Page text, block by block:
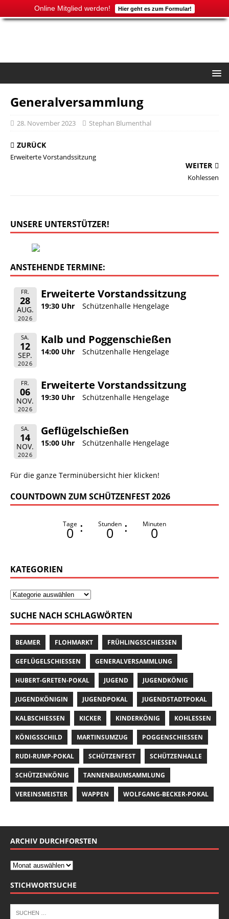
Online Mitglied werden! Hier geht es zum Formular!
Generalversammlung
28. November 2023 Stephan Blumenthal
ZURÜCK
Erweiterte Vorstandssitzung
WEITER
Kohlessen
UNSERE UNTERSTÜTZER!
ANSTEHENDE TERMINE:
FR.
28
AUG.
2026
Erweiterte Vorstandssitzung
19:30 Uhr Schützenhalle Hengelage
SA.
12
SEP.
2026
Kalb und Poggenschießen
14:00 Uhr Schützenhalle Hengelage
FR.
06
NOV.
2026
Erweiterte Vorstandssitzung
19:30 Uhr Schützenhalle Hengelage
SA.
14
NOV.
2026
Geflügelschießen
15:00 Uhr Schützenhalle Hengelage
Für die ganze Terminübersicht hier klicken!
COUNTDOWN ZUM SCHÜTZENFEST 2026
Tage
0 : Stunden
0 : Minuten
0
KATEGORIEN
SUCHE NACH SCHLAGWÖRTEN
BEAMER FLOHMARKT FRÜHLINGSSCHIESSEN
GEFLÜGELSCHIESSEN GENERALVERSAMMLUNG
HUBERT-GRETEN-POKAL JUGEND JUGENDKÖNIG
JUGENDKÖNIGIN JUGENDPOKAL JUGENDSTADTPOKAL
KALBSCHIESSEN KICKER KINDERKÖNIG KOHLESSEN
KÖNIGSSCHILD MARTINSUMZUG POGGENSCHIESSEN
RUDI-RUMP-POKAL SCHÜTZENFEST SCHÜTZENHALLE
SCHÜTZENKÖNIG TANNENBAUMSAMMLUNG
VEREINSMEISTER WAPPEN WOLFGANG-BECKER-POKAL
ARCHIV DURCHFORSTEN
STICHWORTSUCHE